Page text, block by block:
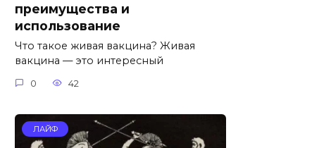
преимущества и
использование
Что такое живая вакцина? Живая
вакцина — это интересный
0 42
ЛАЙФ